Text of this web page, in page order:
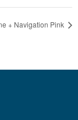
+ Navigation Pink